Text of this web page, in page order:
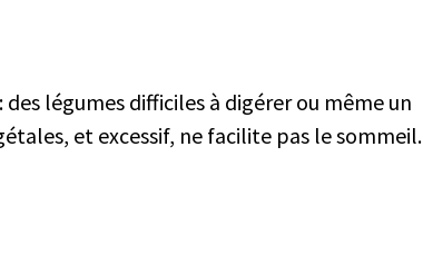
légumes difficiles à digérer ou même un
et excessif, ne facilite pas le sommeil.